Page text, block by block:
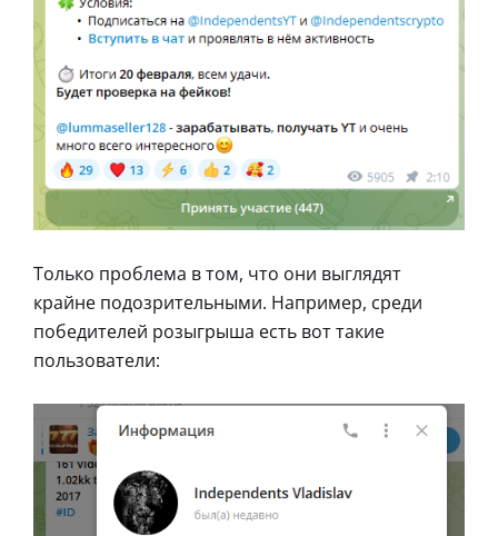
Только проблема в том, что они выглядят
крайне подозрительными. Например, среди
победителей розыгрыша есть вот такие
пользователи: